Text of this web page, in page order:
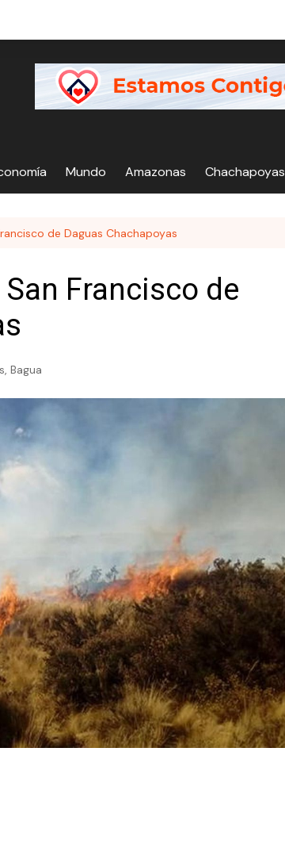
Mundo Amazonas Chachapoyas
de Daguas Chachapoyas
Francisco de
, Bagua